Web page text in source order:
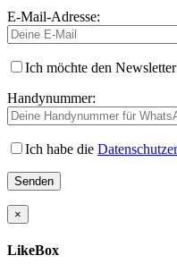
E-Mail-Adresse:
Ich möchte den
Handynummer:
Ich habe die
×
LikeBox